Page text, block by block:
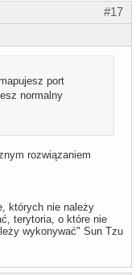
#17
port
normalny
rozwiązaniem
których nie należy
terytoria, o które nie
wykonywać" Sun Tzu